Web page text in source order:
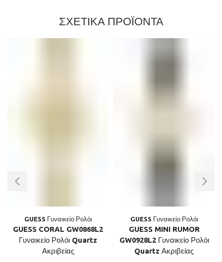
ΣΧΕΤΙΚΑ ΠΡΟΪΟΝΤΑ
GUESS Γυναικείο Ρολόι
GUESS CORAL GW0868L2
Γυναικείο Ρολόι Quartz
Ακριβείας
GUESS Γυναικείο Ρολόι
GUESS MINI RUMOR
GW0928L2 Γυναικείο Ρολόι
Quartz Ακριβείας